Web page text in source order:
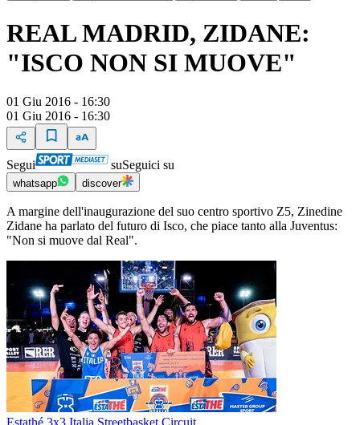
REAL MADRID, ZIDANE:
"ISCO NON SI MUOVE"
01 Giu 2016 - 16:30
01 Giu 2016 - 16:30
Segui suSeguici su
whatsapp discover
A margine dell'inaugurazione del suo centro sportivo Z5, Zinedine
Zidane ha parlato del futuro di Isco, che piace tanto alla Juventus:
"Non si muove dal Real".